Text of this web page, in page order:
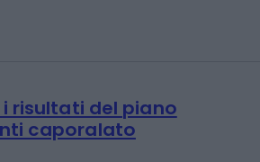
risultati del piano
caporalato